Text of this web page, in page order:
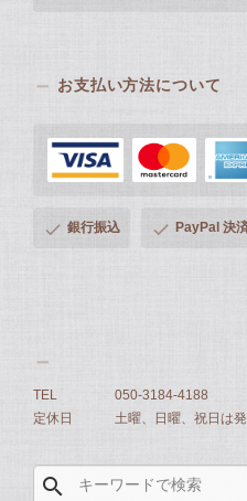
お支払い方法について
銀行振込 PayPal 決
TEL
050-3184-4188
定休日
土曜、日曜、祝日は
search